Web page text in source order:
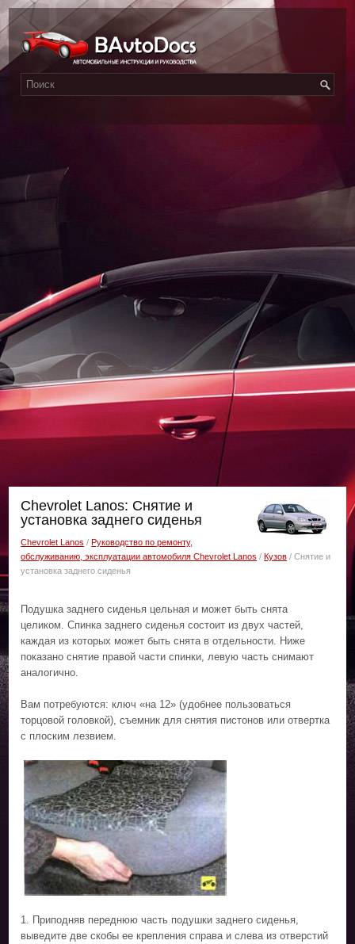
Chevrolet Lanos: Снятие и
установка заднего сиденья
Chevrolet Lanos /Руководство по ремонту,
обслуживанию, эксплуатации автомобиля Chevrolet Lanos /Кузов / Снятие и
установка заднего сиденья
Подушка заднего сиденья цельная и может быть снята
целиком. Спинка заднего сиденья состоит из двух частей,
каждая из которых может быть снята в отдельности. Ниже
показано снятие правой части спинки, левую часть снимают
аналогично.
Вам потребуются: ключ «на 12» (удобнее пользоваться
торцовой головкой), съемник для снятия пистонов или отвертка
с плоским лезвием.
1. Приподняв переднюю часть подушки заднего сиденья,
выведите две скобы ее крепления справа и слева из отверстий